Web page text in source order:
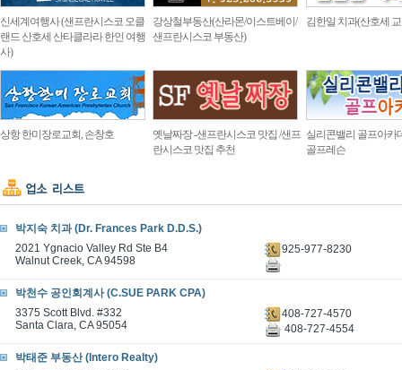
신세계여행사 (샌프란시스코 오클
랜드 산호세 산타클라라 한인 여행
사)
강상철부동산(산라몬/이스트베이/
샌프란시스코 부동산)
김한일 치과(산호세
상항 한미장로교회, 손창호
옛날짜장 -샌프란시스코 맛집 /샌프
란시스코 맛집 추천
실리콘밸리 골프아카
골프레슨
박지숙 치과 (Dr. Frances Park D.D.S.)
2021 Ygnacio Valley Rd Ste B4
Walnut Creek, CA 94598
925-977-8230
박천수 공인회계사 (C.SUE PARK CPA)
3375 Scott Blvd. #332
Santa Clara, CA 95054
408-727-4570
408-727-4554
박태준 부동산 (Intero Realty)